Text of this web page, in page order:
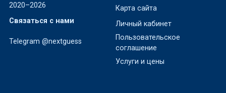
2020–2026
Связаться с нами
Telegram @nextguess
Карта сайта
Личный кабинет
Пользовательское
соглашение
Услуги и цены